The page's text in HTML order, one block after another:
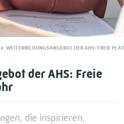
WEITERBILDUNGSANGEBOT DER AHS: FREIE
der AHS: Freie
die inspirieren,